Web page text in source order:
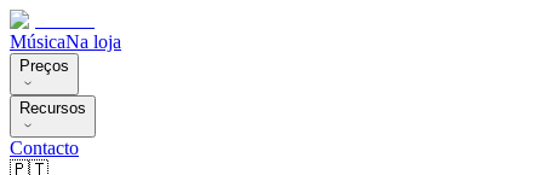
MúsicaNa loja
Preços
Recursos
Contacto
🇵🇹